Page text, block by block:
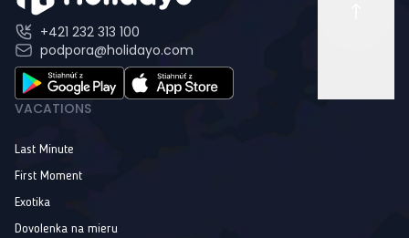
+421 232 313 100
podpora@holidayo.com
VACATIONS
Last Minute
First Moment
Exotika
Dovolenka na mieru